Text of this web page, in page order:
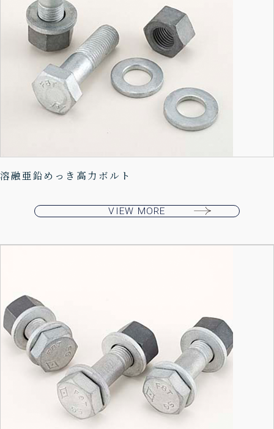
溶融亜鉛めっき高力ボルト
VIEW MORE